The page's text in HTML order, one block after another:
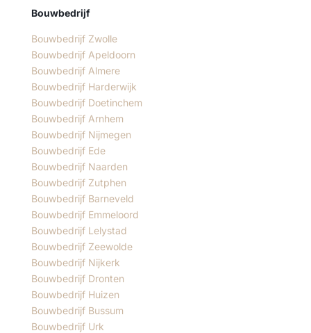
Bouwbedrijf
Bouwbedrijf Zwolle
Bouwbedrijf Apeldoorn
Bouwbedrijf Almere
Bouwbedrijf Harderwijk
Bouwbedrijf Doetinchem
Bouwbedrijf Arnhem
Bouwbedrijf Nijmegen
Bouwbedrijf Ede
Bouwbedrijf Naarden
Bouwbedrijf Zutphen
Bouwbedrijf Barneveld
Bouwbedrijf Emmeloord
Bouwbedrijf Lelystad
Bouwbedrijf Zeewolde
Bouwbedrijf Nijkerk
Bouwbedrijf Dronten
Bouwbedrijf Huizen
Bouwbedrijf Bussum
Bouwbedrijf Urk